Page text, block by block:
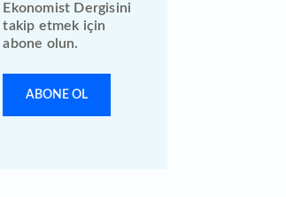
Ekonomist Dergisini
takip etmek için
abone olun.
ABONE OL